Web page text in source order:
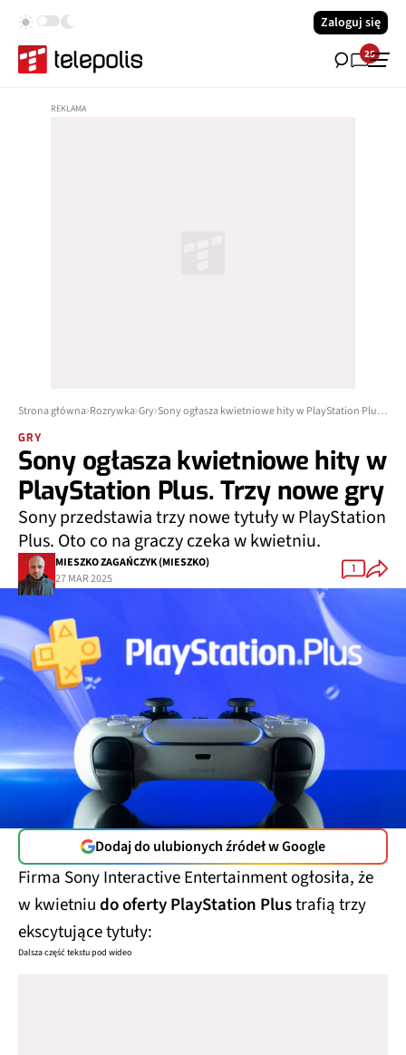
Zaloguj się
25
Strona główna Rozrywka Gry Sony ogłasza kwietniowe hity w PlayStation Plus. Trzy nowe gry
GRY
Sony ogłasza kwietniowe hity w
PlayStation Plus. Trzy nowe gry
Sony przedstawia trzy nowe tytuły w PlayStation
Plus. Oto co na graczy czeka w kwietniu.
MIESZKO ZAGAŃCZYK (MIESZKO)
27 MAR 2025
1
Dodaj do ulubionych źródeł w Google
Firma Sony Interactive Entertainment ogłosiła, że
w kwietniudo oferty PlayStation Plustrafią trzy
ekscytujące tytuły:
Dalsza część tekstu pod wideo